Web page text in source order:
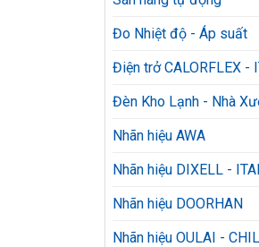
Đo Nhiệt độ - Áp suất
Điện trở CALORFLEX -
Đèn Kho Lạnh - Nhà
Nhãn hiệu AWA
Nhãn hiệu DIXELL -
Nhãn hiệu DOORHAN
Nhãn hiệu OULAI -